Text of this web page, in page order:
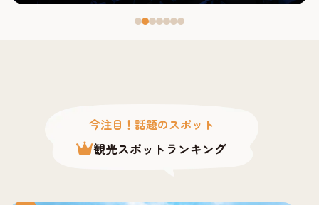
今注目！話題のスポット
観光スポットランキング